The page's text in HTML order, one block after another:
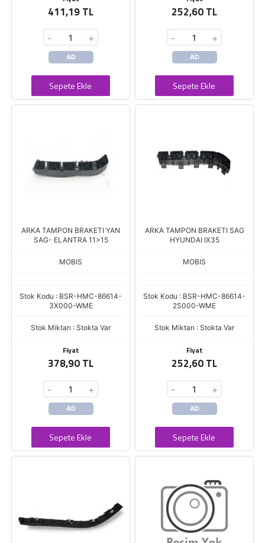
411,19 TL
- +
AD
Sepete Ekle
252,60 TL
- +
AD
Sepete Ekle
ARKA TAMPON BRAKETI YAN
SAG- ELANTRA 11>15
MOBIS
Stok Kodu : BSR-HMC-86614-
3X000-WME
Stok Miktarı : Stokta Var
Fiyat
378,90 TL
- +
AD
Sepete Ekle
ARKA TAMPON BRAKETI SAG
HYUNDAI IX35
MOBIS
Stok Kodu : BSR-HMC-86614-
2S000-WME
Stok Miktarı : Stokta Var
Fiyat
252,60 TL
- +
AD
Sepete Ekle